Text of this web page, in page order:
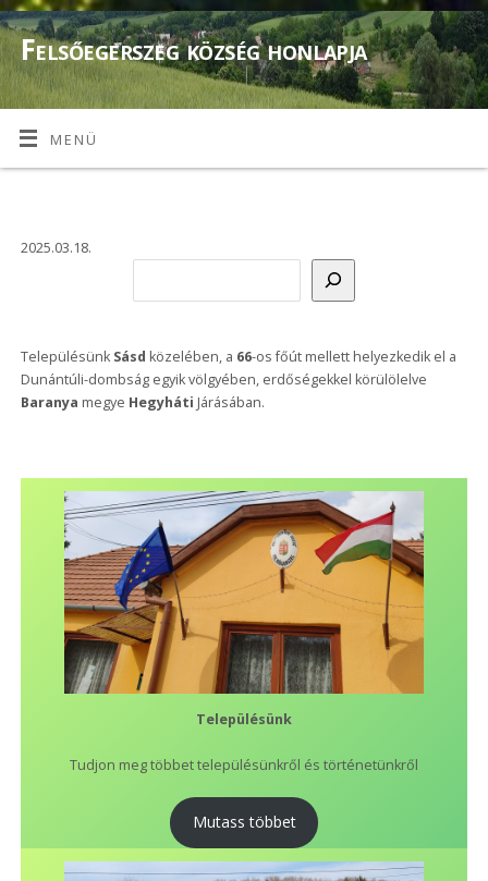
Felsőegerszeg község honlapja
MENÜ
2025.03.18.
Településünk Sásd közelében, a 66-os főút mellett helyezkedik el a
Dunántúli-dombság egyik völgyében, erdőségekkel körülölelve
Baranya megye Hegyháti Járásában.
Településünk
Tudjon meg többet településünkről és történetünkről
Mutass többet